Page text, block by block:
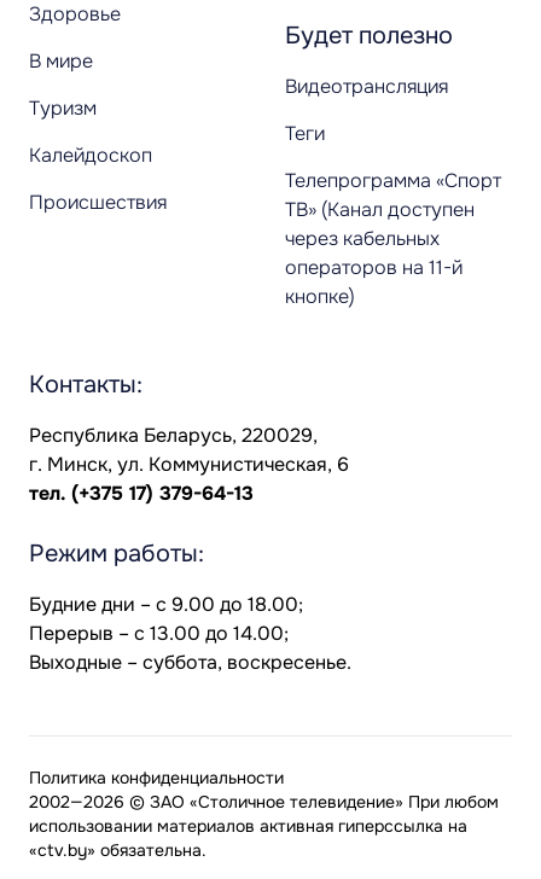
Здоровье
В мире
Туризм
Калейдоскоп
Происшествия
Будет полезно
Видеотрансляция
Теги
Телепрограмма «Спорт
ТВ» (Канал доступен
через кабельных
операторов на 11-й
кнопке)
Контакты:
Республика Беларусь, 220029,
г. Минск, ул. Коммунистическая, 6
тел. (+375 17) 379-64-13
Режим работы:
Будние дни – с 9.00 до 18.00;
Перерыв – с 13.00 до 14.00;
Выходные – суббота, воскресенье.
2002—2026 © ЗАО «Столичное телевидение» При любом
использовании материалов активная гиперссылка на
«ctv.by» обязательна.
Политика конфиденциальности